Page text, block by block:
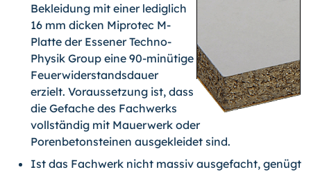
Bekleidung mit einer lediglich
16 mm dicken Miprotec M-
Platte der Essener Techno-
Physik Group eine 90-minütige
Feuerwiderstandsdauer
erzielt. Voraussetzung ist, dass
die Gefache des Fachwerks
vollständig mit Mauerwerk oder
Porenbetonsteinen ausgekleidet sind.
Ist das Fachwerk nicht massiv ausgefacht, genügt